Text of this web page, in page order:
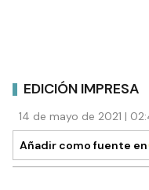
EDICIÓN IMPRESA
14 de mayo de 2021 |
Añadir como fuente en